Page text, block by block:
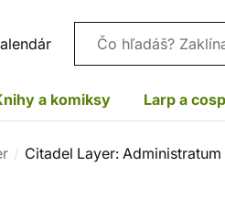
Vyhľadávanie
a komiksy Larp a
Citadel Layer: Administratum